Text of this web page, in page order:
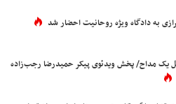
به دادگاه ویژه روحانیت احضار شد
یک مداح/ پخش ویدئوی پیکر حمیدرضا رجب‌زاده